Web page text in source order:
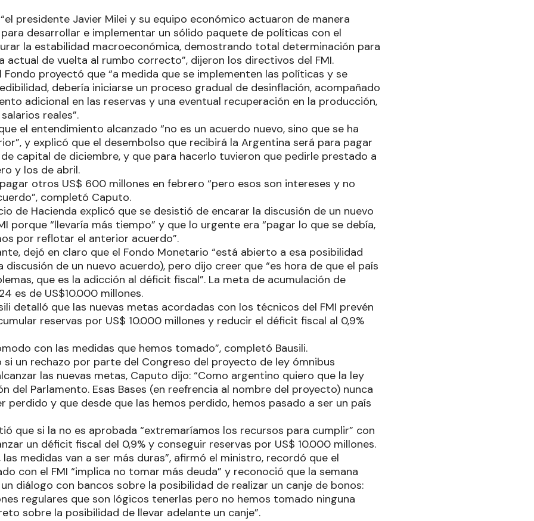
presidente Javier Milei y su equipo económico actuaron de manera
desarrollar e implementar un sólido paquete de políticas con el
la estabilidad macroeconómica, demostrando total determinación para
actual de vuelta al rumbo correcto”, dijeron los directivos del FMI.
proyectó que “a medida que se implementen las políticas y se
debería iniciarse un proceso gradual de desinflación, acompañado
adicional en las reservas y una eventual recuperación en la producción,
reales”.
el entendimiento alcanzado “no es un acuerdo nuevo, sino que se ha
y explicó que el desembolso que recibirá la Argentina será para pagar
capital de diciembre, y que para hacerlo tuvieron que pedirle prestado a
y los de abril.
otros US$ 600 millones en febrero “pero esos son intereses y no
completó Caputo.
de Hacienda explicó que se desistió de encarar la discusión de un nuevo
porque “llevaría más tiempo” y que lo urgente era “pagar lo que se debía,
por reflotar el anterior acuerdo”.
dejó en claro que el Fondo Monetario “está abierto a esa posibilidad
discusión de un nuevo acuerdo), pero dijo creer que “es hora de que el país
que es la adicción al déficit fiscal”. La meta de acumulación de
es de US$10.000 millones.
detalló que las nuevas metas acordadas con los técnicos del FMI prevén
reservas por US$ 10.000 millones y reducir el déficit fiscal al 0,9%
con las medidas que hemos tomado”, completó Bausili.
si un rechazo por parte del Congreso del proyecto de ley ómnibus
las nuevas metas, Caputo dijo: “Como argentino quiero que la ley
del Parlamento. Esas Bases (en reefrencia al nombre del proyecto) nunca
perdido y que desde que las hemos perdido, hemos pasado a ser un país
que si la no es aprobada “extremaríamos los recursos para cumplir” con
un déficit fiscal del 0,9% y conseguir reservas por US$ 10.000 millones.
las medidas van a ser más duras”, afirmó el ministro, recordó que el
con el FMI “implica no tomar más deuda” y reconoció que la semana
diálogo con bancos sobre la posibilidad de realizar un canje de bonos:
regulares que son lógicos tenerlas pero no hemos tomado ninguna
sobre la posibilidad de llevar adelante un canje”.